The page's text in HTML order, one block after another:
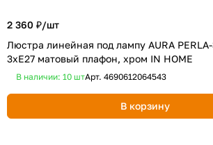
2 360 ₽/шт
Люстра линейная под лампу AURA PERLA-
3хЕ27 матовый плафон, хром IN HOME
В наличии: 10 штАрт. 4690612064543
В корзину